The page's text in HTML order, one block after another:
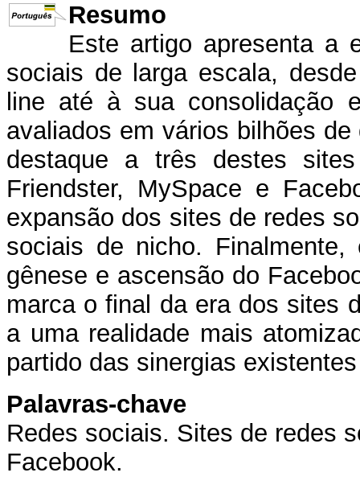
Resumo
Este artigo apresenta a
sociais de larga escala,
line até à sua consolidação
avaliados em vários bilhões
destaque a três destes
Friendster, MySpace e
expansão dos sites de redes
sociais de nicho.
gênese e ascensão do
marca o final da era dos sites
a uma realidade mais
partido das sinergias
Palavras-chave
Redes sociais. Sites de redes
Facebook.